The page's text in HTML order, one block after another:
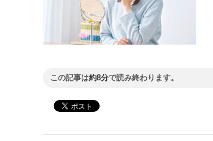
この記事は約8分で読み終わります。